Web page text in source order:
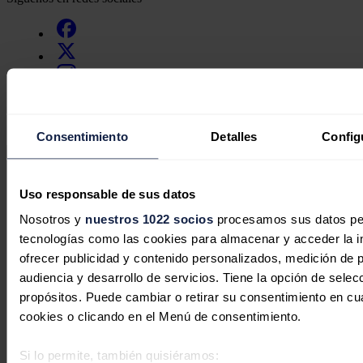
Consentimiento Detalles
Uso responsable de sus datos
Nosotros y nuestros 1022 sociosprocesamos sus datos
tecnologías como las cookies para almacenar y acceder la
ofrecer publicidad y contenido personalizados, medición de
audiencia y desarrollo de servicios. Tiene la opción de
propósitos. Puede cambiar o retirar su consentimiento en
cookies o clicando en el Menú de consentimiento.
Si lo permite, también quisiéramos:
Opinión
Renovables
Mercados
Eléctricas
Petróleo & Gas
Videopodcast
NET ZERO
Movilidad
Almacenamiento
Hidrógeno